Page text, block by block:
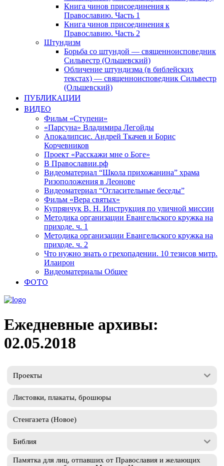
Книга чинов присоединения к
Православию. Часть 1
Книга чинов присоединения к
Православию. Часть 2
Штундизм
Борьба со штундой — священноисповедник
Сильвестр (Ольшевский)
Обличение штундизма (в библейских
текстах) — священноисповедник Сильвестр
(Ольшевский)
ПУБЛИКАЦИИ
ВИДЕО
Фильм «Ступени»
«Парсуна» Владимира Легойды
Апокалипсис. Андрей Ткачев и Борис
Корчевников
Проект «Расскажи мне о Боге»
В Православии.рф
Видеоматериал “Школа прихожанина” храма
Ризоположения в Леонове
Видеоматериал “Огласительные беседы”
Фильм «Вера святых»
Купрянчук В. Н. Инструкция по уличной миссии
Методика организации Евангельского кружка на
приходе. ч. 1
Методика организации Евангельского кружка на
приходе. ч. 2
Что нужно знать о грехопадении. 10 тезисов митр.
Илаирон
Видеоматериалы Общее
ФОТО
Ежедневные архивы:
02.05.2018
Проекты
Листовки, плакаты, брошюры
Стенгазета (Новое)
Библия
Памятка для лиц, отпавших от Православия и желающих